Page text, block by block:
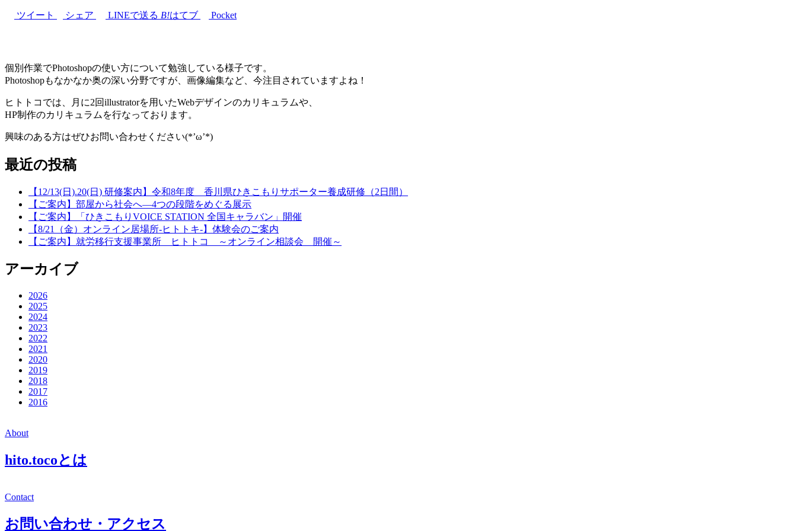
ツイート シェア LINEで送る B!はてブ Pocket
個別作業でPhotoshopの使い方について勉強している様子です。
Photoshopもなかなか奥の深い分野ですが、画像編集など、今注目されていますよね！
ヒトトコでは、月に2回illustratorを用いたWebデザインのカリキュラムや、
HP制作のカリキュラムを行なっております。
興味のある方はぜひお問い合わせください(*’ω’*)
最近の投稿
【12/13(日).20(日) 研修案内】令和8年度 香川県ひきこもりサポーター養成研修（2日間）
【ご案内】部屋から社会へ―4つの段階をめぐる展示
【ご案内】「ひきこもりVOICE STATION 全国キャラバン」開催
【8/21（金）オンライン居場所-ヒトトキ-】体験会のご案内
【ご案内】就労移行支援事業所 ヒトトコ ～オンライン相談会 開催～
アーカイブ
2026
2025
2024
2023
2022
2021
2020
2019
2018
2017
2016
About
hito.tocoとは
Contact
お問い合わせ・アクセス